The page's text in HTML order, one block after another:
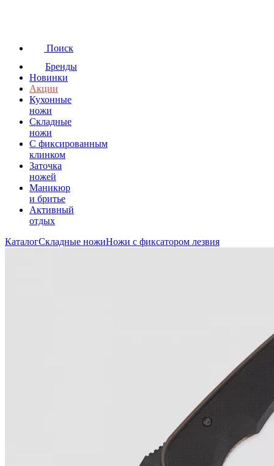
Поиск
Бренды
Новинки
Акции
Кухонные
ножи
Складные
ножи
C фиксированным
клинком
Заточка
ножей
Маникюр
и бритье
Активный
отдых
КаталогСкладные ножиНожи с фиксатором лезвия